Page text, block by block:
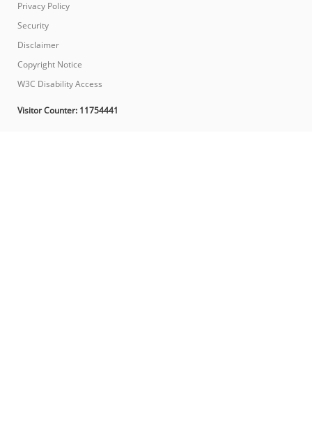
Privacy Policy
Security
Disclaimer
Copyright Notice
W3C Disability Access
Visitor Counter: 11754441